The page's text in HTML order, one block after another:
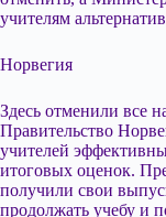
учителям
Норвегия
Здесь отменили все
Правительство
учителей
итоговых оценок.
получили свои
продолжать учебу и